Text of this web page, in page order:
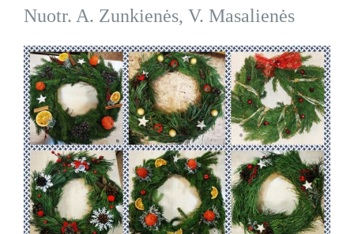
Nuotr. A. Zunkienės, V. Masalienės